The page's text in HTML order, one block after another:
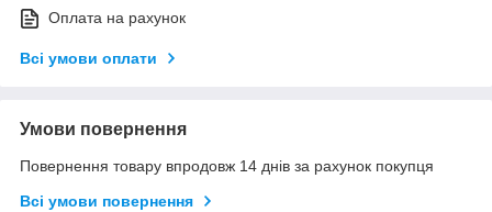
Оплата на рахунок
Всі умови оплати
Умови повернення
Повернення товару впродовж 14 днів за рахунок покупця
Всі умови повернення